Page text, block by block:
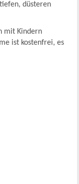
düsteren
mit Kindern
ist kostenfrei, es